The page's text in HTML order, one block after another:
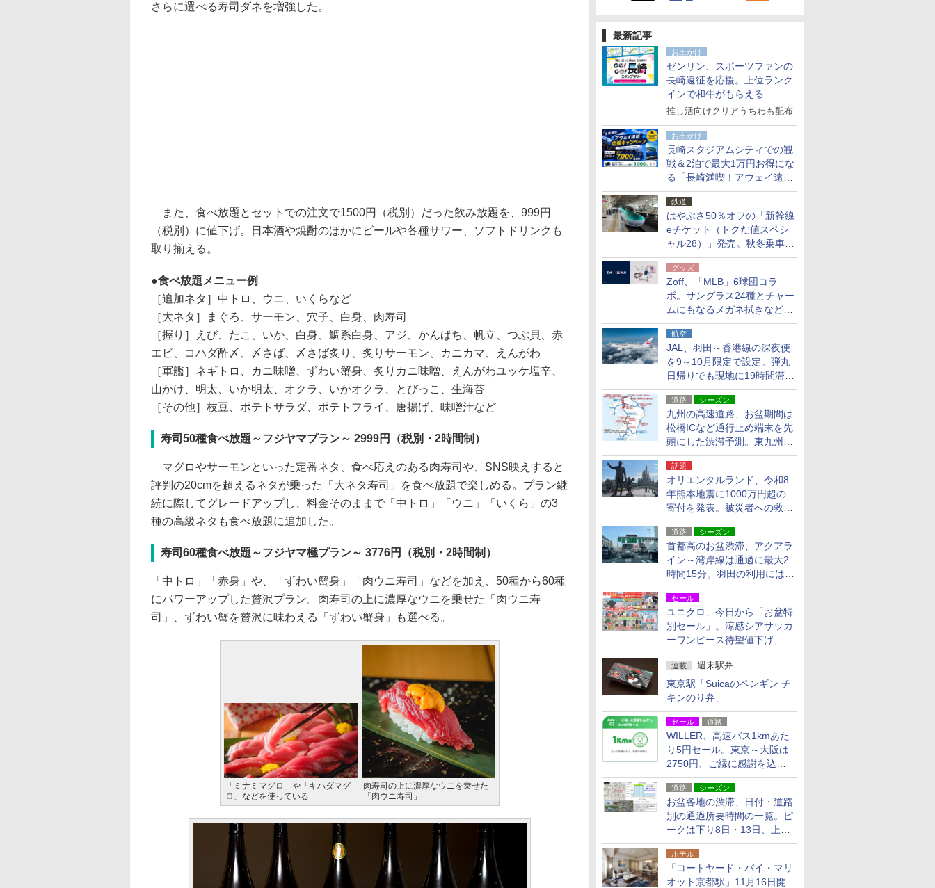
最新記事
お出かけ
ゼンリン、スポーツファンの
長崎遠征を応援。上位ランク
インで和牛がもらえる
「GO！GO！長崎スタンプラ
推し活向けクリアうちわも配布
お出かけ
長崎スタジアムシティでの観
戦＆2泊で最大1万円お得にな
る「長崎満喫！アウェイ遠征
応援キャンペーン」
鉄道
はやぶさ50％オフの「新幹線
eチケット（トクだ値スペシ
ャル28）」発売。秋冬乗車
分、えきねっと限定
グッズ
Zoff、「MLB」6球団コラ
ボ。サングラス24種とチャー
ムにもなるメガネ拭きなど雑
貨24種
航空
JAL、羽田～香港線の深夜便
を9～10月限定で設定。弾丸
日帰りでも現地に19時間滞在
できる
道路 シーズン
九州の高速道路、お盆期間は
松橋ICなど通行止め端末を先
頭にした渋滞予測。東九州道
への迂回は料金調整を実施
話題
オリエンタルランド、令和8
年熊本地震に1000万円超の
寄付を発表。被災者への救援
活動・復旧支援
道路 シーズン
首都高のお盆渋滞、アクアラ
イン～湾岸線は通過に最大2
時間15分。羽田の利用には
「空港西出口」の利用検討を
セール
ユニクロ、今日から「お盆特
別セール」。涼感シアサッカ
ーワンピース待望値下げ、撥
水ギアショーツは1990円に
連載 週末駅弁
東京駅「Suicaのペンギン チ
キンのり弁」
セール 道路
WILLER、高速バス1kmあた
り5円セール。東京～大阪は
2750円、ご縁に感謝を込め
た20周年記念キャンペーン
道路 シーズン
お盆各地の渋滞、日付・道路
別の通過所要時間の一覧。ピ
ークは下り8日・13日、上り
14日・15日
ホテル
「コートヤード・バイ・マリ
オット京都駅」11月16日開
さらに選べる寿司ダネを増強した。
また、食べ放題とセットでの注文で1500円（税別）だった飲み放題を、999円
（税別）に値下げ。日本酒や焼酎のほかにビールや各種サワー、ソフトドリンクも
取り揃える。
食べ放題メニュー例
［追加ネタ］中トロ、ウニ、いくらなど
［大ネタ］まぐろ、サーモン、穴子、白身、肉寿司
［握り］えび、たこ、いか、白身、鯛系白身、アジ、かんぱち、帆立、つぶ貝、赤
エビ、コハダ酢〆、〆さば、〆さば炙り、炙りサーモン、カニカマ、えんがわ
［軍艦］ネギトロ、カニ味噌、ずわい蟹身、炙りカニ味噌、えんがわユッケ塩辛、
山かけ、明太、いか明太、オクラ、いかオクラ、とびっこ、生海苔
［その他］枝豆、ポテトサラダ、ポテトフライ、唐揚げ、味噌汁など
寿司50種食べ放題～フジヤマプラン～ 2999円（税別・2時間制）
マグロやサーモンといった定番ネタ、食べ応えのある肉寿司や、SNS映えすると
評判の20cmを超えるネタが乗った「大ネタ寿司」を食べ放題で楽しめる。プラン継
続に際してグレードアップし、料金そのままで「中トロ」「ウニ」「いくら」の3
種の高級ネタも食べ放題に追加した。
寿司60種食べ放題～フジヤマ極プラン～ 3776円（税別・2時間制）
「中トロ」「赤身」や、「ずわい蟹身」「肉ウニ寿司」などを加え、50種から60種
にパワーアップした贅沢プラン。肉寿司の上に濃厚なウニを乗せた「肉ウニ寿
司」、ずわい蟹を贅沢に味わえる「ずわい蟹身」も選べる。
「ミナミマグロ」や「キハダマグ
ロ」などを使っている
肉寿司の上に濃厚なウニを乗せた
「肉ウニ寿司」